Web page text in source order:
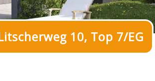
10, Top 7/EG